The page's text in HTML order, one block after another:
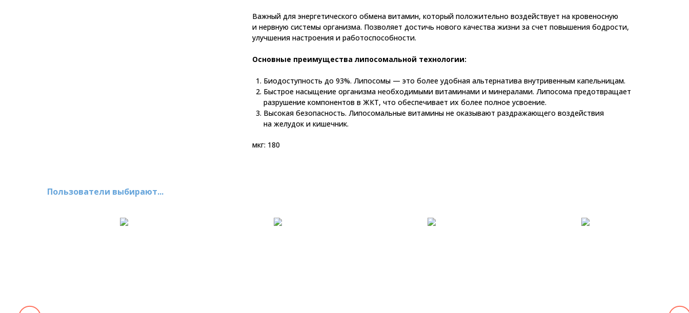
Важный для энергетического обмена витамин, который положительно воздействует на кровеносную
и нервную системы организма. Позволяет достичь нового качества жизни за счет повышения бодрости,
улучшения настроения и работоспособности.
Основные преимущества липосомальной технологии:
Биодоступность до 93%. Липосомы — это более удобная альтернатива внутривенным капельницам.
Быстрое насыщение организма необходимыми витаминами и минералами. Липосома предотвращает
разрушение компонентов в ЖКТ, что обеспечивает их более полное усвоение.
Высокая безопасность. Липосомальные витамины не оказывают раздражающего воздействия
на желудок и кишечник.
мкг: 180
Пользователи выбирают...